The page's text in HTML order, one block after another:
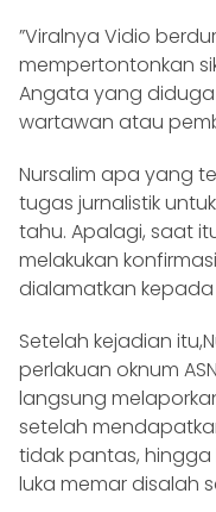
”Viralnya Vidio
mempertontonkan
Angata yang diduga
wartawan atau
Nursalim apa yang
tugas jurnalistik
tahu. Apalagi, saat
melakukan
dialamatkan
Setelah kejadian
perlakuan oknum
langsung
setelah
tidak pantas, hingga
luka memar disalah